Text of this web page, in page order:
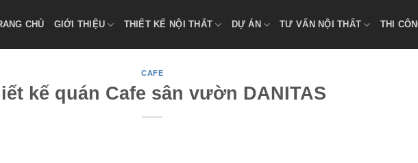
CHỦ GIỚI THIỆU THIẾT KẾ NỘI THẤT DỰ ÁN TƯ VẤN NỘI THẤT THI
CAFE
kế quán Cafe sân vườn DANITAS